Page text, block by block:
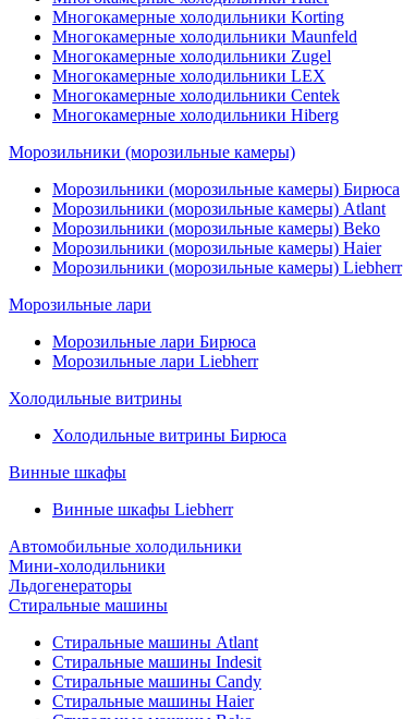
Многокамерные холодильники Korting
Многокамерные холодильники Maunfeld
Многокамерные холодильники Zugel
Многокамерные холодильники LEX
Многокамерные холодильники Centek
Многокамерные холодильники Hiberg
Морозильники (морозильные камеры)
Морозильники (морозильные камеры) Бирюса
Морозильники (морозильные камеры) Atlant
Морозильники (морозильные камеры) Beko
Морозильники (морозильные камеры) Haier
Морозильники (морозильные камеры) Liebherr
Морозильные лари
Морозильные лари Бирюса
Морозильные лари Liebherr
Холодильные витрины
Холодильные витрины Бирюса
Винные шкафы
Винные шкафы Liebherr
Автомобильные холодильники
Мини-холодильники
Льдогенераторы
Стиральные машины
Стиральные машины Atlant
Стиральные машины Indesit
Стиральные машины Candy
Стиральные машины Haier